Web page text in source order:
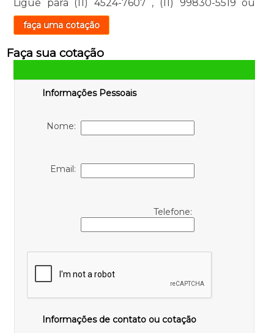
Ligue para (11) 4524-7607 , (11) 99830-5519 ou
faça uma cotação
Faça sua cotação
Informações Pessoais
Nome:
Email:
Telefone:
Informações de contato ou cotação